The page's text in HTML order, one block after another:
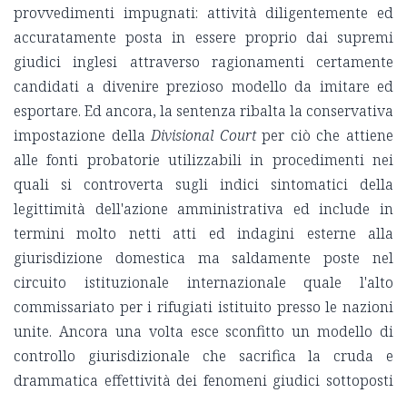
provvedimenti impugnati: attività diligentemente ed
accuratamente posta in essere proprio dai supremi
giudici inglesi attraverso ragionamenti certamente
candidati a divenire prezioso modello da imitare ed
esportare. Ed ancora, la sentenza ribalta la conservativa
impostazione dellaDivisional Courtper ciò che attiene
alle fonti probatorie utilizzabili in procedimenti nei
quali si controverta sugli indici sintomatici della
legittimità dell'azione amministrativa ed include in
termini molto netti atti ed indagini esterne alla
giurisdizione domestica ma saldamente poste nel
circuito istituzionale internazionale quale l'alto
commissariato per i rifugiati istituito presso le nazioni
unite. Ancora una volta esce sconfitto un modello di
controllo giurisdizionale che sacrifica la cruda e
drammatica effettività dei fenomeni giudici sottoposti